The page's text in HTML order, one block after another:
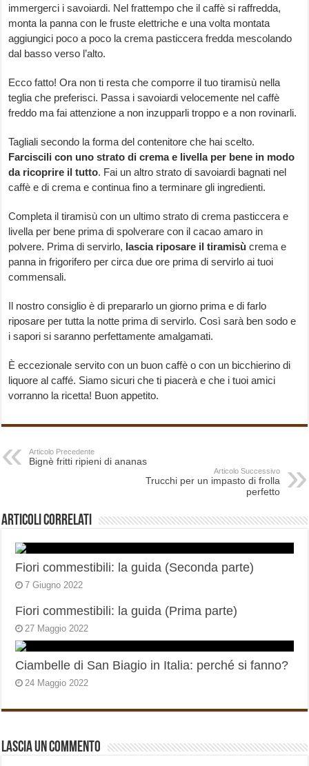
immergerci i savoiardi. Nel frattempo che il caffè si raffredda,
monta la panna con le fruste elettriche e una volta montata
aggiungici poco a poco la crema pasticcera fredda mescolando
dal basso verso l’alto.
Ecco fatto! Ora non ti resta che comporre il tuo tiramisù nella
teglia che preferisci. Passa i savoiardi velocemente nel caffè
freddo ma fai attenzione a non inzupparli troppo e a non rovinarli.
Tagliali secondo la forma del contenitore che hai scelto.
Farciscili con uno strato di crema e livella per bene in modo
da ricoprire il tutto. Fai un altro strato di savoiardi bagnati nel
caffè e di crema e continua fino a terminare gli ingredienti.
Completa il tiramisù con un ultimo strato di crema pasticcera e
livella per bene prima di spolverare con il cacao amaro in
polvere. Prima di servirlo, lascia riposare il tiramisù crema e
panna in frigorifero per circa due ore prima di servirlo ai tuoi
commensali.
Il nostro consiglio è di prepararlo un giorno prima e di farlo
riposare per tutta la notte prima di servirlo. Così sarà ben sodo e
i sapori si saranno perfettamente amalgamati.
È eccezionale servito con un buon caffè o con un bicchierino di
liquore al caffé. Siamo sicuri che ti piacerà e che i tuoi amici
vorranno la ricetta! Buon appetito.
Articolo Precedente
Bignè fritti ripieni di ananas
Articolo Successivo
Trucchi per un impasto di frolla
perfetto
Articoli correlati
Fiori commestibili: la guida (Seconda parte)
7 Giugno 2022
Fiori commestibili: la guida (Prima parte)
27 Maggio 2022
Ciambelle di San Biagio in Italia: perché si fanno?
24 Maggio 2022
Lascia un commento